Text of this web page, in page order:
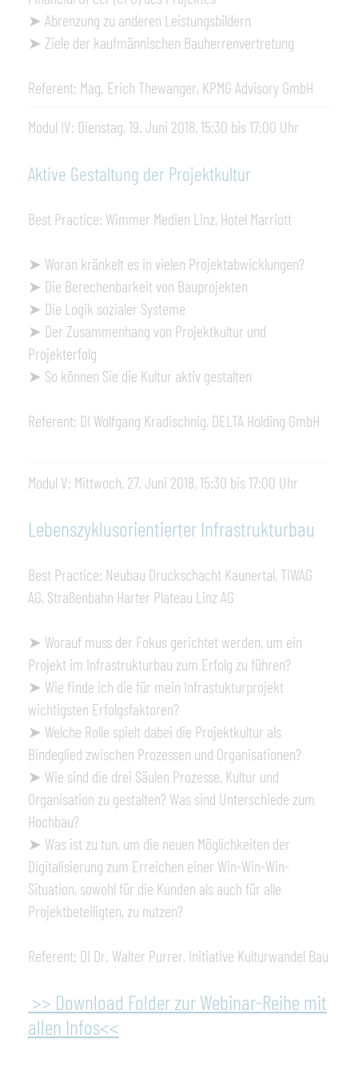
➤ Abrenzung zu anderen Leistungsbildern
➤ Ziele der kaufmännischen Bauherrenvertretung
Referent: Mag. Erich Thewanger, KPMG Advisory GmbH
Modul IV: Dienstag, 19. Juni 2018, 15:30 bis 17:00 Uhr
Aktive Gestaltung der Projektkultur
Best Practice: Wimmer Medien Linz, Hotel Marriott
➤ Woran kränkelt es in vielen Projektabwicklungen?
➤ Die Berechenbarkeit von Bauprojekten
➤ Die Logik sozialer Systeme
➤ Der Zusammenhang von Projektkultur und
Projekterfolg
➤ So können Sie die Kultur aktiv gestalten
Referent: DI Wolfgang Kradischnig, DELTA Holding GmbH
Modul V: Mittwoch, 27. Juni 2018, 15:30 bis 17:00 Uhr
Lebenszyklusorientierter Infrastrukturbau
Best Practice: Neubau Druckschacht Kaunertal, TIWAG
AG, Straßenbahn Harter Plateau Linz AG
➤ Worauf muss der Fokus gerichtet werden, um ein
Projekt im Infrastrukturbau zum Erfolg zu führen?
➤ Wie finde ich die für mein Infrastukturprojekt
wichtigsten Erfolgsfaktoren?
➤ Welche Rolle spielt dabei die Projektkultur als
Bindeglied zwischen Prozessen und Organisationen?
➤ Wie sind die drei Säulen Prozesse, Kultur und
Organisation zu gestalten? Was sind Unterschiede zum
Hochbau?
➤ Was ist zu tun, um die neuen Möglichkeiten der
Digitalisierung zum Erreichen einer Win-Win-Win-
Situation, sowohl für die Kunden als auch für alle
Projektbeteiligten, zu nutzen?
Referent: DI Dr. Walter Purrer, Initiative Kulturwandel Bau
>> Download Folder zur Webinar-Reihe mit
allen Infos<<